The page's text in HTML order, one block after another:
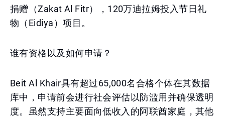
捐赠（Zakat Al Fitr），120万迪拉姆投入节日礼
物（Eidiya）项目。
谁有资格以及如何申请？
Beit Al Khair具有超过65,000名合格个体在其数据
库中，申请前会进行社会评估以防滥用并确保透明
度。虽然支持主要面向低收入的阿联酋家庭，其他